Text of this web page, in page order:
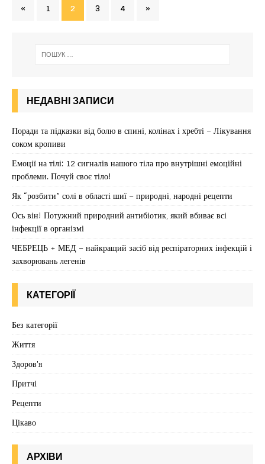
« 1 2 3 4 »
НЕДАВНІ ЗАПИСИ
Поради та підказки від болю в спині, колінах і хребті – Лікування
соком кропиви
Емоції на тілі: 12 сигналів нашого тіла про внутрішні емоційні
проблеми. Почуй своє тіло!
Як “розбити” солі в області шиї – природні, народні рецепти
Ось він! Потужний природний антибіотик, який вбиває всі
інфекції в організмі
ЧЕБРЕЦЬ + МЕД – найкращий засіб від респіраторних інфекцій і
захворювань легенів
КАТЕГОРІЇ
Без категорії
Життя
Здоров'я
Притчі
Рецепти
Цікаво
АРХІВИ